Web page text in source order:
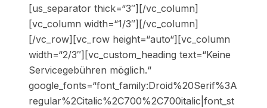
[us_separator thick=“3″][/vc_column]
[vc_column width=“1/3″][/vc_column]
[/vc_row][vc_row height=“auto“][vc_column
width=“2/3″][vc_custom_heading text=“Keine
Servicegebühren möglich.“
google_fonts=“font_family:Droid%20Serif%3A
regular%2Citalic%2C700%2C700italic|font_st